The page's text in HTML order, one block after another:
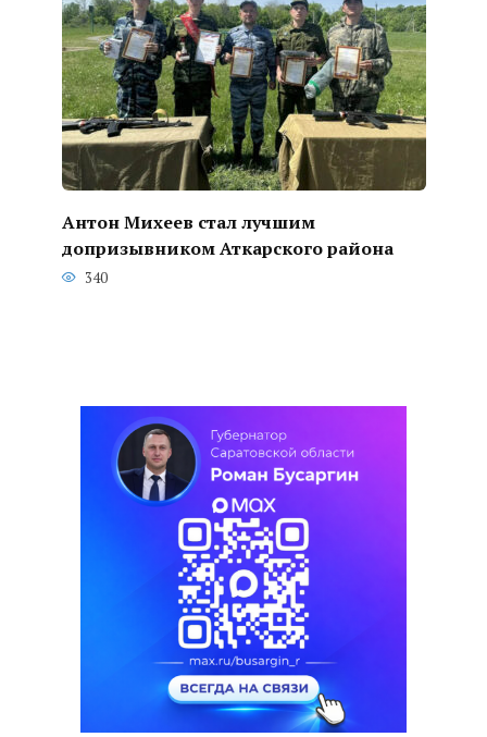
Антон Михеев стал лучшим
допризывником Аткарского района
340